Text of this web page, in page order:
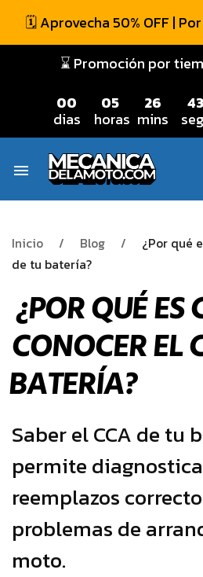
🗓️ Aprovecha 50% OFF |
⌛ Promoción por
00
dias
05
horas
26
mins
43
menu
Inicio Blog
¿Por qué
de tu batería?
¿POR QUÉ ES
CONOCER EL
BATERÍA?
Saber el CCA de tu
permite
reemplazos
problemas de
moto.